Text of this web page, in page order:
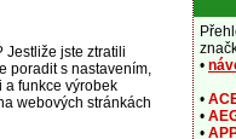
Jestliže jste ztratili
poradit s nastavením,
a funkce výrobek
webových stránkách
•
•
•
•